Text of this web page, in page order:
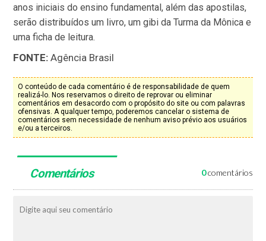
anos iniciais do ensino fundamental, além das apostilas,
serão distribuídos um livro, um gibi da Turma da Mônica e
uma ficha de leitura.
FONTE:Agência Brasil
O conteúdo de cada comentário é de responsabilidade de quem
realizá-lo. Nos reservamos o direito de reprovar ou eliminar
comentários em desacordo com o propósito do site ou com palavras
ofensivas. A qualquer tempo, poderemos cancelar o sistema de
comentários sem necessidade de nenhum aviso prévio aos usuários
e/ou a terceiros.
Comentários 0comentários